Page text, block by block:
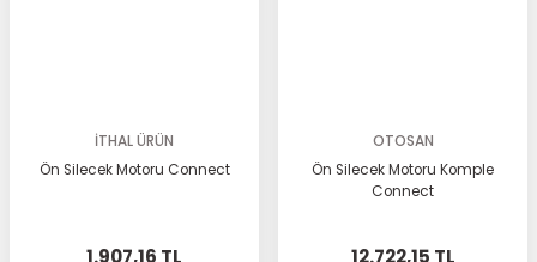
İTHAL ÜRÜN
Ön Silecek Motoru Connect
1.907,16 TL
OTOSAN
Ön Silecek Motoru Komple
Connect
12.722,15 TL